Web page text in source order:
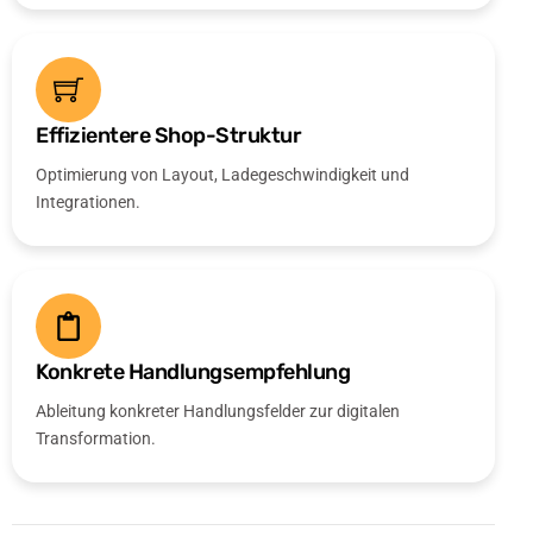
Effizientere Shop-Struktur
Optimierung von Layout, Ladegeschwindigkeit und
Integrationen.
Konkrete Handlungsempfehlung
Ableitung konkreter Handlungsfelder zur digitalen
Transformation.